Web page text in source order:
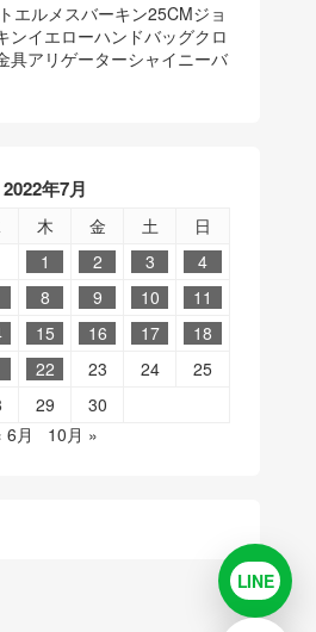
エルメスバーキン25CMジョ
ンイエローハンドバッグクロ
具アリゲーターシャイニーバ
2022年7月
木 金 土
日
1
2 3
4
8 9 10
11
15 16 17
18
22 23 24
25
29
30
6月
10月 »
LINELINEで